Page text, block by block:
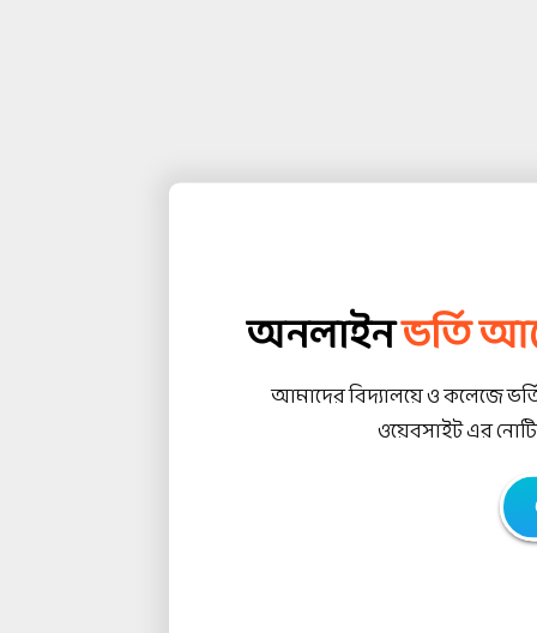
অনলাইনভর্তি
আমাদের বিদ্যালয়ে ও কলেজে
ওয়েবসাইট এর